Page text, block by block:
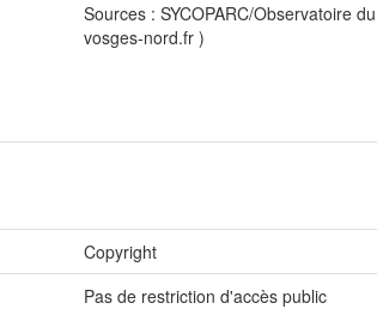
Sources : SYCOPARC/Observatoire
vosges-nord.fr )
Copyright
Pas de restriction d'accès public